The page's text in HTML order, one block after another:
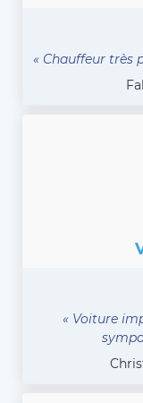
« Chauffeur très
« Voiture